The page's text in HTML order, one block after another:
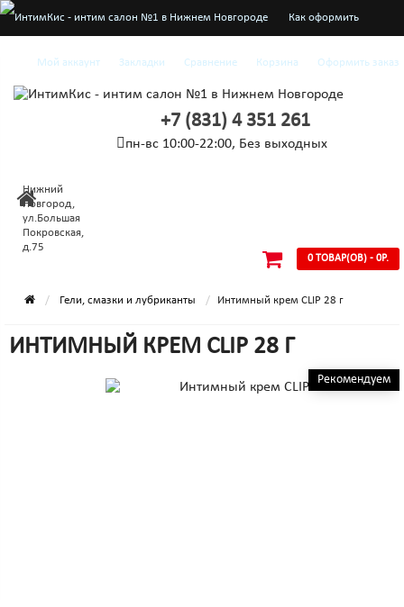
Как оформить
О нас
Доставка и оплата
Мой аккаунт Закладки Сравнение Корзина Оформить заказ
+7 (831) 4 351 261
пн-вс 10:00-22:00, Без выходных
Нижний
Новгород,
ул.Большая
Покровская,
д.75
0 ТОВАР(ОВ) - 0Р.
Гели, смазки и лубриканты Интимный крем CLIP 28 г
ИНТИМНЫЙ КРЕМ CLIP 28 Г
Рекомендуем